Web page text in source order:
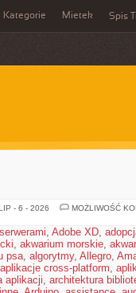
Kategorie Mietek Spis
- 6 - 2026
MOŻLIWOŚĆ
, Adobe XD,
, akwarium morskie,
psa, algorytmy, Allegro,
aplikacje cross-platform,
aplikacji, architektura